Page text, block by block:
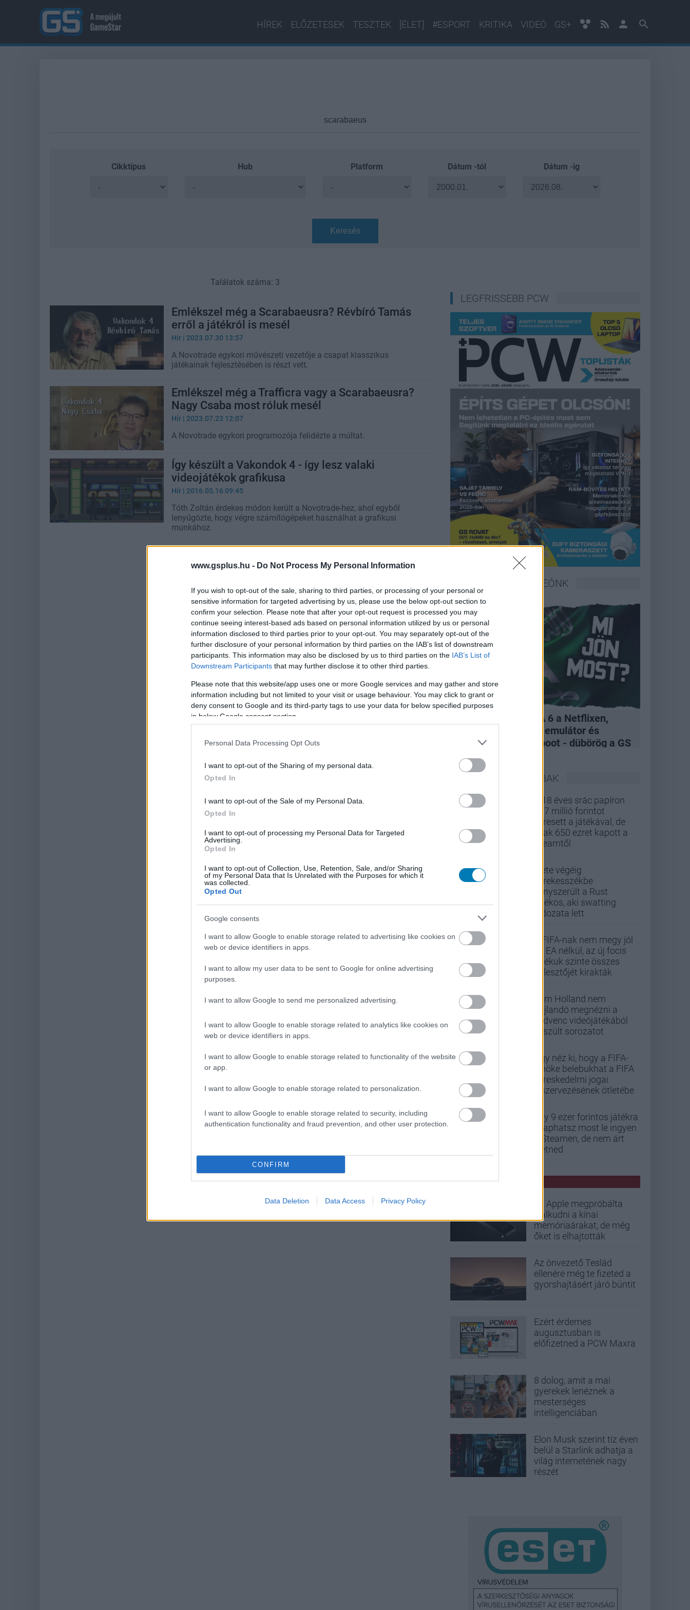
www.gsplus.hu - Do Not Process My Personal Information
If you wish to opt-out of the sale, sharing to third parties, or processing of your personal or
sensitive information for targeted advertising by us, please use the below opt-out section to
confirm your selection. Please note that after your opt-out request is processed you may
continue seeing interest-based ads based on personal information utilized by us or personal
information disclosed to third parties prior to your opt-out. You may separately opt-out of the
further disclosure of your personal information by third parties on the IAB’s list of downstream
participants. This information may also be disclosed by us to third parties on the IAB’s List of
Downstream Participants that may further disclose it to other third parties.
Please note that this website/app uses one or more Google services and may gather and store
information including but not limited to your visit or usage behaviour. You may click to grant or
deny consent to Google and its third-party tags to use your data for below specified purposes
in below Google consent section.
Personal Data Processing Opt Outs
I want to opt-out of the Sharing of my personal data.
Opted In
I want to opt-out of the Sale of my Personal Data.
Opted In
I want to opt-out of processing my Personal Data for Targeted
Advertising.
Opted In
I want to opt-out of Collection, Use, Retention, Sale, and/or Sharing
of my Personal Data that Is Unrelated with the Purposes for which it
was collected.
Opted Out
Google consents
I want to allow Google to enable storage related to advertising like cookies on
web or device identifiers in apps.
I want to allow my user data to be sent to Google for online advertising
purposes.
I want to allow Google to send me personalized advertising.
I want to allow Google to enable storage related to analytics like cookies on
web or device identifiers in apps.
I want to allow Google to enable storage related to functionality of the website
or app.
I want to allow Google to enable storage related to personalization.
I want to allow Google to enable storage related to security, including
authentication functionality and fraud prevention, and other user protection.
CONFIRM
Data Deletion Data Access Privacy Policy
HÍREK ELŐZETESEK TESZTEK [ÉLET] #ESPORT KRITIKA VIDEÓ GS+
Cikktípus Hub Platform Dátum -tól Dátum -ig
Keresés
Találatok száma: 3
Emlékszel még a Scarabaeusra? Révbíró Tamás
erről a játékról is mesél
Hír | 2023.07.30 13:57
A Novotrade egykori művészeti vezetője a csapat klasszikus
játékainak fejlesztésében is részt vett.
Emlékszel még a Trafficra vagy a Scarabaeusra?
Nagy Csaba most róluk mesél
Hír | 2023.07.23 12:07
A Novotrade egykori programozója felidézte a múltat.
Így készült a Vakondok 4 - így lesz valaki
videojátékok grafikusa
Hír | 2016.05.16 09:45
Tóth Zoltán érdekes módon került a Novotrade-hez, ahol egyből
lenyűgözte, hogy végre számítógépeket használhat a grafikusi
munkához.
LEGFRISSEBB PCW
LEGFRISSEBB VIDEÓNK
EA felvásárlás, GTA 6 a Netflixen,
hivatalos Xbox 360 emulátor és
kukázott Penge reboot - dübörög a GS
Hype
LEGOLVASOTTABBAK
A 18 éves srác papíron
437 millió forintot
keresett a játékával, de
csak 650 ezret kapott a
Steamtől
Élete végéig
kerekesszékbe
kényszerült a Rust
játékos, aki swatting
áldozata lett
A FIFA-nak nem megy jól
az EA nélkül, az új focis
játékuk szinte összes
fejlesztőjét kirakták
Tom Holland nem
hajlandó megnézni a
kedvenc videójátékából
készült sorozatot
Úgy néz ki, hogy a FIFA-
elnöke belebukhat a FIFA
kereskedelmi jogai
kiszervezésének ötletébe
Egy 9 ezer forintos játékra
csaphatsz most le ingyen
a Steamen, de nem árt
sietned
PCW HÍREK
Az Apple megpróbálta
lealkudni a kínai
memóriaárakat, de még
őket is elhajtották
Az önvezető Teslád
ellenére még te fizeted a
gyorshajtásért járó büntit
Ezért érdemes
augusztusban is
előfizetned a PCW Maxra
8 dolog, amit a mai
gyerekek lenéznek a
mesterséges
intelligenciában
Elon Musk szerint tíz éven
belül a Starlink adhatja a
világ internetének nagy
részét